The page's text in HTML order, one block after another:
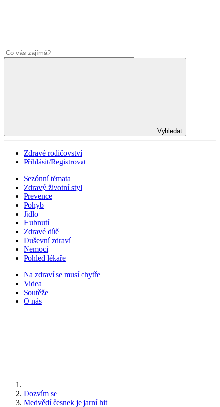
Vyhledat
Zdravé rodičovství
Přihlásit/Registrovat
Sezónní témata
Zdravý životní styl
Prevence
Pohyb
Jídlo
Hubnutí
Zdravé dítě
Duševní zdraví
Nemoci
Pohled lékaře
Na zdraví se musí chytře
Videa
Soutěže
O nás
Dozvím se
Medvědí česnek je jarní hit